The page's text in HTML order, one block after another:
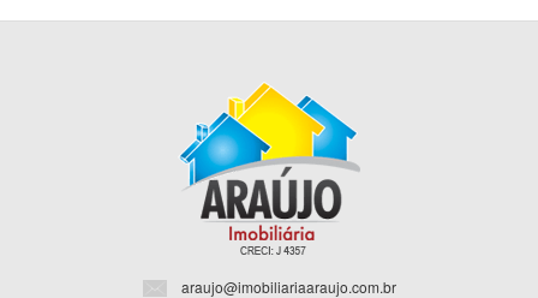
araujo@imobiliariaaraujo.com.br